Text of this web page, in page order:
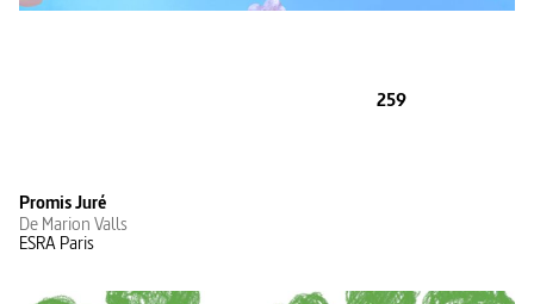
259
Promis Juré
De Marion Valls
ESRA Paris